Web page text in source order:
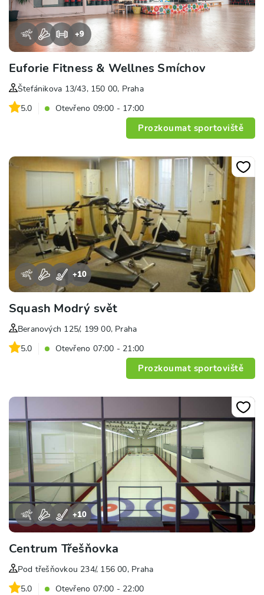
+9
Euforie Fitness & Wellnes Smíchov
Štefánikova 13/43, 150 00, Praha
5.0
Otevřeno 09:00 - 17:00
Prozkoumat sportoviště
+10
Squash Modrý svět
Beranových 125/, 199 00, Praha
5.0
Otevřeno 07:00 - 21:00
Prozkoumat sportoviště
+10
Centrum Třešňovka
Pod třešňovkou 234/, 156 00, Praha
5.0
Otevřeno 07:00 - 22:00